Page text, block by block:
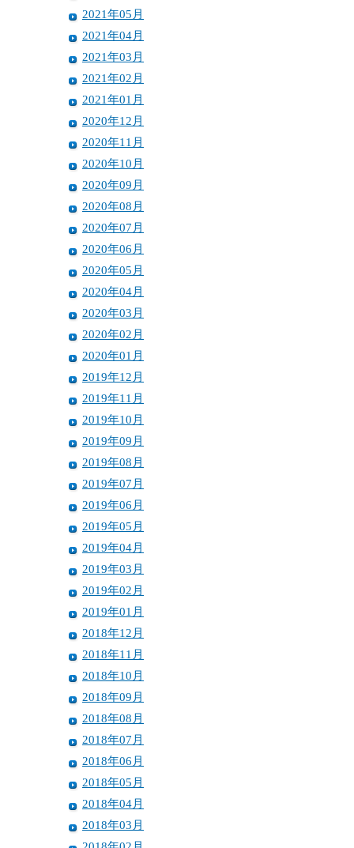
2021年05月
2021年04月
2021年03月
2021年02月
2021年01月
2020年12月
2020年11月
2020年10月
2020年09月
2020年08月
2020年07月
2020年06月
2020年05月
2020年04月
2020年03月
2020年02月
2020年01月
2019年12月
2019年11月
2019年10月
2019年09月
2019年08月
2019年07月
2019年06月
2019年05月
2019年04月
2019年03月
2019年02月
2019年01月
2018年12月
2018年11月
2018年10月
2018年09月
2018年08月
2018年07月
2018年06月
2018年05月
2018年04月
2018年03月